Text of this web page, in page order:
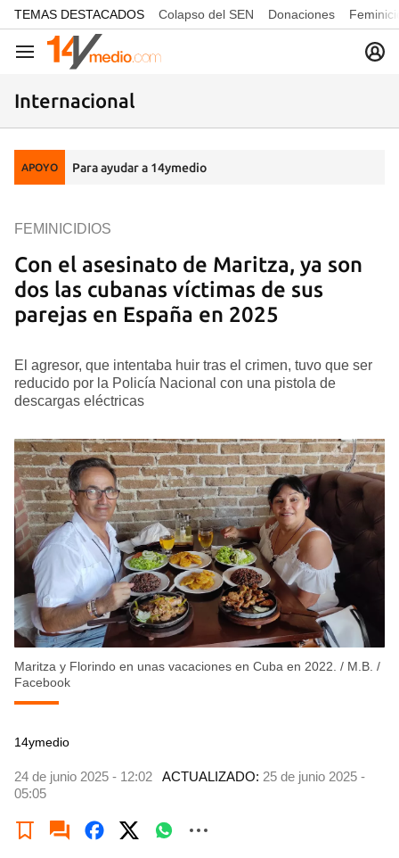
common.go-to-content
TEMAS DESTACADOS Colapso del SEN Donaciones
Navegación
Internacional
APOYO Para ayudar a 14ymedio
Con el asesinato de Maritza, ya son
dos las cubanas víctimas de sus
parejas en España en 2025
FEMINICIDIOS
El agresor, que intentaba huir tras el crimen, tuvo que ser
reducido por la Policía Nacional con una pistola de
descargas eléctricas
Maritza y Florindo en unas vacaciones en Cuba en 2022. / M.B. /
Facebook
14ymedio
24 de junio 2025 - 12:02 ACTUALIZADO: 25 de junio 2025 -
05:05